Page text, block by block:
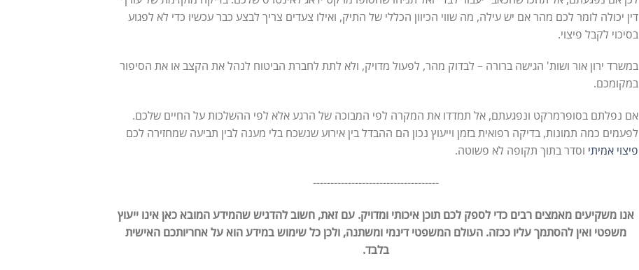
דין יכולה לומר לכם מהר אם יש עילה, מה שווי הכיוון הכללי של התיק, ואילו צעדים צריך לבצע כבר עכשיו כדי לא לפגוע
בסיכוי לקבל פיצוי.
במשרד ירון אור ושות' הגישה ברורה – לבדוק מהר, לפעול מדויק, ולא לתת לחברת הביטוח לנהל את הקצב או את הסיפור
במקומכם.
אם נפלתם בסופרמרקט ונפגעתם, אל תמדדו את המקרה לפי המבוכה של הרגע אלא לפי ההשלכות על החיים שלכם.
לפעמים כמה תמונות, בדיקה רפואית בזמן וייעוץ נכון הם ההבדל בין אירוע שנשכח בלי מענה לבין תביעה שמחזירה לכם
פיצוי אמיתי וסדר בתוך תקופה לא פשוטה.
------------------------------------
אנו משקיעים מאמצים רבים כדי לספק לכם תוכן איכותי ומדויק. עם זאת, חשוב להדגיש שהמידע המובא כאן אינו ייעוץ
משפטי ואין להסתמך עליו ככזה. העולם המשפטי דינמי ומשתנה, ולכן כל שימוש במידע הוא על אחריותכם האישית
בלבד.